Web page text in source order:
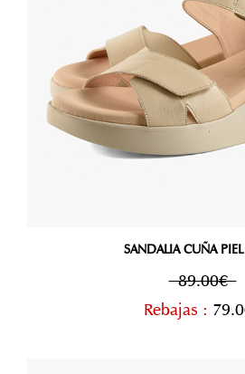
SANDALIA CUÑA
89.00€
Rebajas :